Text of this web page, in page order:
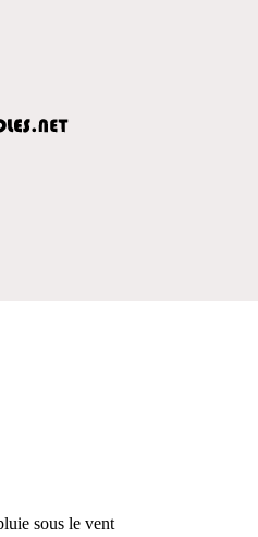
sous le vent